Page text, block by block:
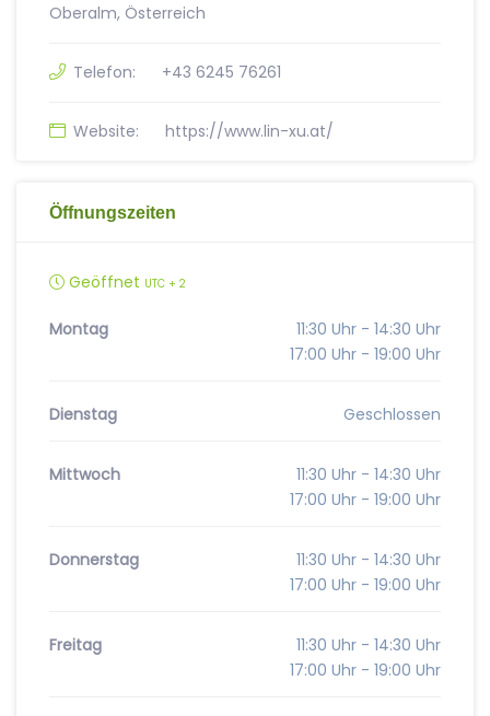
Oberalm, Österreich
Telefon: +43 6245 76261
Website: https://www.lin-xu.at/
Öffnungszeiten
Geöffnet UTC + 2
Montag
11:30 Uhr - 14:30 Uhr
17:00 Uhr - 19:00 Uhr
Dienstag Geschlossen
Mittwoch
11:30 Uhr - 14:30 Uhr
17:00 Uhr - 19:00 Uhr
Donnerstag
11:30 Uhr - 14:30 Uhr
17:00 Uhr - 19:00 Uhr
Freitag
11:30 Uhr - 14:30 Uhr
17:00 Uhr - 19:00 Uhr